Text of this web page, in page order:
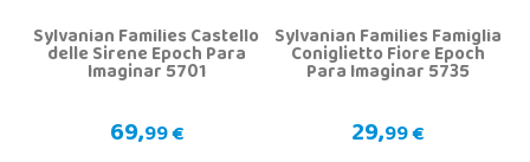
Sylvanian Families Castello
delle Sirene Epoch Para
Imaginar 5701
69,99 €
Sylvanian Families Famiglia
Coniglietto Fiore Epoch
Para Imaginar 5735
29,99 €